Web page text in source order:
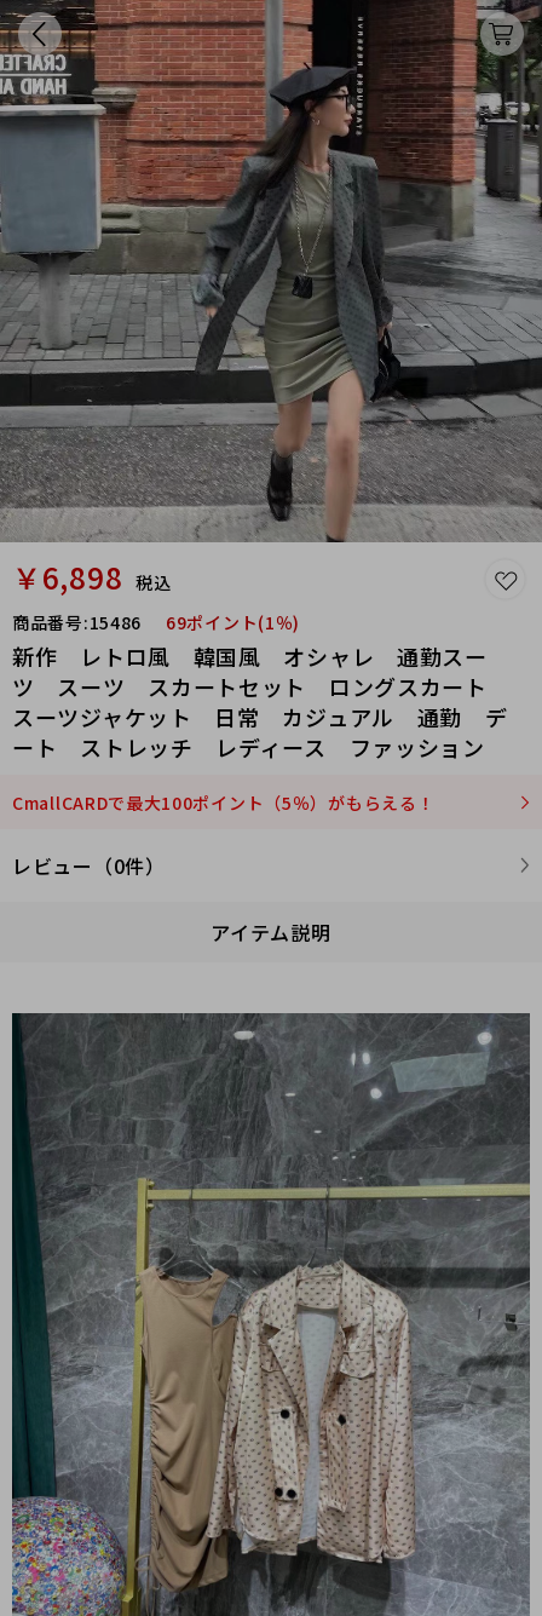
￥6,898 税込
商品番号:15486 69ポイント(1％)
新作 レトロ風 韓国風 オシャレ 通勤スー
ツ スーツ スカートセット ロングスカート
スーツジャケット 日常 カジュアル 通勤 デ
ート ストレッチ レディース ファッション
CmallCARDで最大100ポイント（5％）がもらえる！
レビュー（0件）
アイテム説明